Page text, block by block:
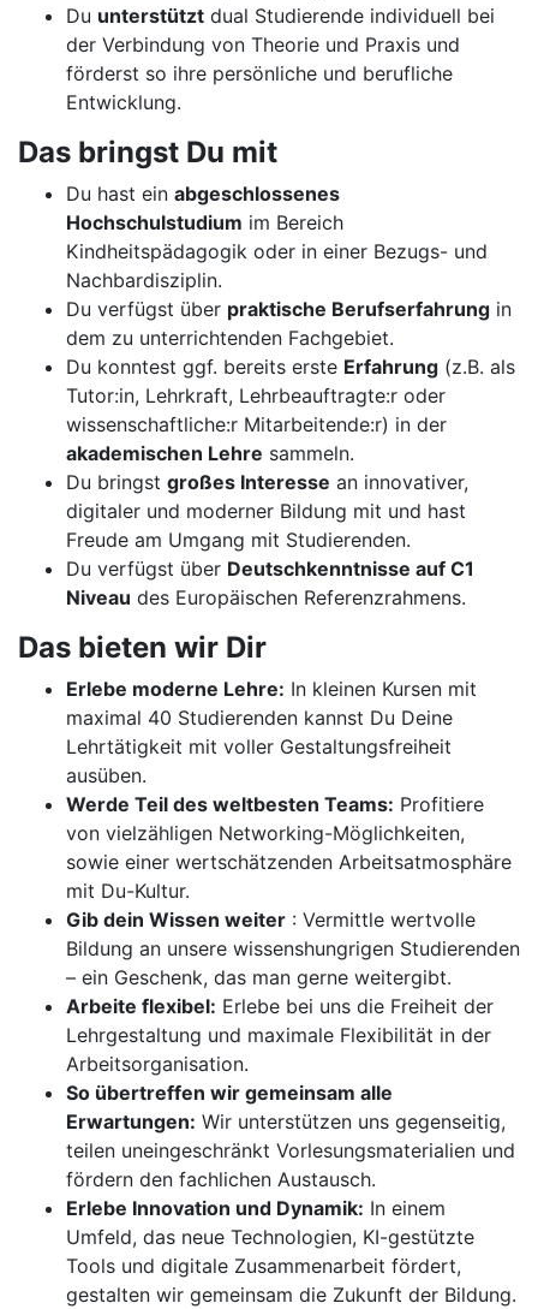
Du unterstützt dual Studierende individuell bei
der Verbindung von Theorie und Praxis und
förderst so ihre persönliche und berufliche
Entwicklung.
Das bringst Du mit
Du hast ein abgeschlossenes
Hochschulstudium im Bereich
Kindheitspädagogik oder in einer Bezugs- und
Nachbardisziplin.
Du verfügst über praktische Berufserfahrung in
dem zu unterrichtenden Fachgebiet.
Du konntest ggf. bereits erste Erfahrung (z.B. als
Tutor:in, Lehrkraft, Lehrbeauftragte:r oder
wissenschaftliche:r Mitarbeitende:r) in der
akademischen Lehre sammeln.
Du bringst großes Interesse an innovativer,
digitaler und moderner Bildung mit und hast
Freude am Umgang mit Studierenden.
Du verfügst über Deutschkenntnisse auf C1
Niveau des Europäischen Referenzrahmens.
Das bieten wir Dir
Erlebe moderne Lehre: In kleinen Kursen mit
maximal 40 Studierenden kannst Du Deine
Lehrtätigkeit mit voller Gestaltungsfreiheit
ausüben.
Werde Teil des weltbesten Teams: Profitiere
von vielzähligen Networking-Möglichkeiten,
sowie einer wertschätzenden Arbeitsatmosphäre
mit Du-Kultur.
Gib dein Wissen weiter : Vermittle wertvolle
Bildung an unsere wissenshungrigen Studierenden
– ein Geschenk, das man gerne weitergibt.
Arbeite flexibel: Erlebe bei uns die Freiheit der
Lehrgestaltung und maximale Flexibilität in der
Arbeitsorganisation.
So übertreffen wir gemeinsam alle
Erwartungen: Wir unterstützen uns gegenseitig,
teilen uneingeschränkt Vorlesungsmaterialien und
fördern den fachlichen Austausch.
Erlebe Innovation und Dynamik: In einem
Umfeld, das neue Technologien, KI-gestützte
Tools und digitale Zusammenarbeit fördert,
gestalten wir gemeinsam die Zukunft der Bildung.